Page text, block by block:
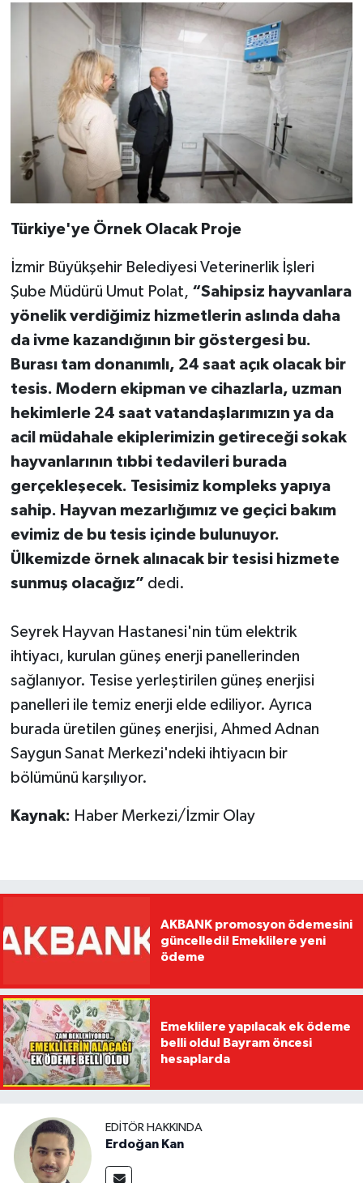
Türkiye'ye Örnek Olacak Proje
İzmir Büyükşehir Belediyesi Veterinerlik İşleri
Şube Müdürü Umut Polat, “Sahipsiz hayvanlara
yönelik verdiğimiz hizmetlerin aslında daha
da ivme kazandığının bir göstergesi bu.
Burası tam donanımlı, 24 saat açık olacak bir
tesis. Modern ekipman ve cihazlarla, uzman
hekimlerle 24 saat vatandaşlarımızın ya da
acil müdahale ekiplerimizin getireceği sokak
hayvanlarının tıbbi tedavileri burada
gerçekleşecek. Tesisimiz kompleks yapıya
sahip. Hayvan mezarlığımız ve geçici bakım
evimiz de bu tesis içinde bulunuyor.
Ülkemizde örnek alınacak bir tesisi hizmete
sunmuş olacağız” dedi.
Seyrek Hayvan Hastanesi'nin tüm elektrik
ihtiyacı, kurulan güneş enerji panellerinden
sağlanıyor. Tesise yerleştirilen güneş enerjisi
panelleri ile temiz enerji elde ediliyor. Ayrıca
burada üretilen güneş enerjisi, Ahmed Adnan
Saygun Sanat Merkezi'ndeki ihtiyacın bir
bölümünü karşılıyor.
Kaynak: Haber Merkezi/İzmir Olay
AKBANK promosyon ödemesini
güncelledi! Emeklilere yeni
ödeme
Emeklilere yapılacak ek ödeme
belli oldu! Bayram öncesi
hesaplarda
EDITÖR HAKKINDA
Erdoğan Kan